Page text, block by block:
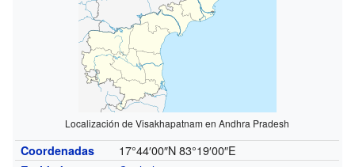
Localización de Visakhapatnam en Andhra Pradesh
Coordenadas 17°44′00″N 83°19′00″E